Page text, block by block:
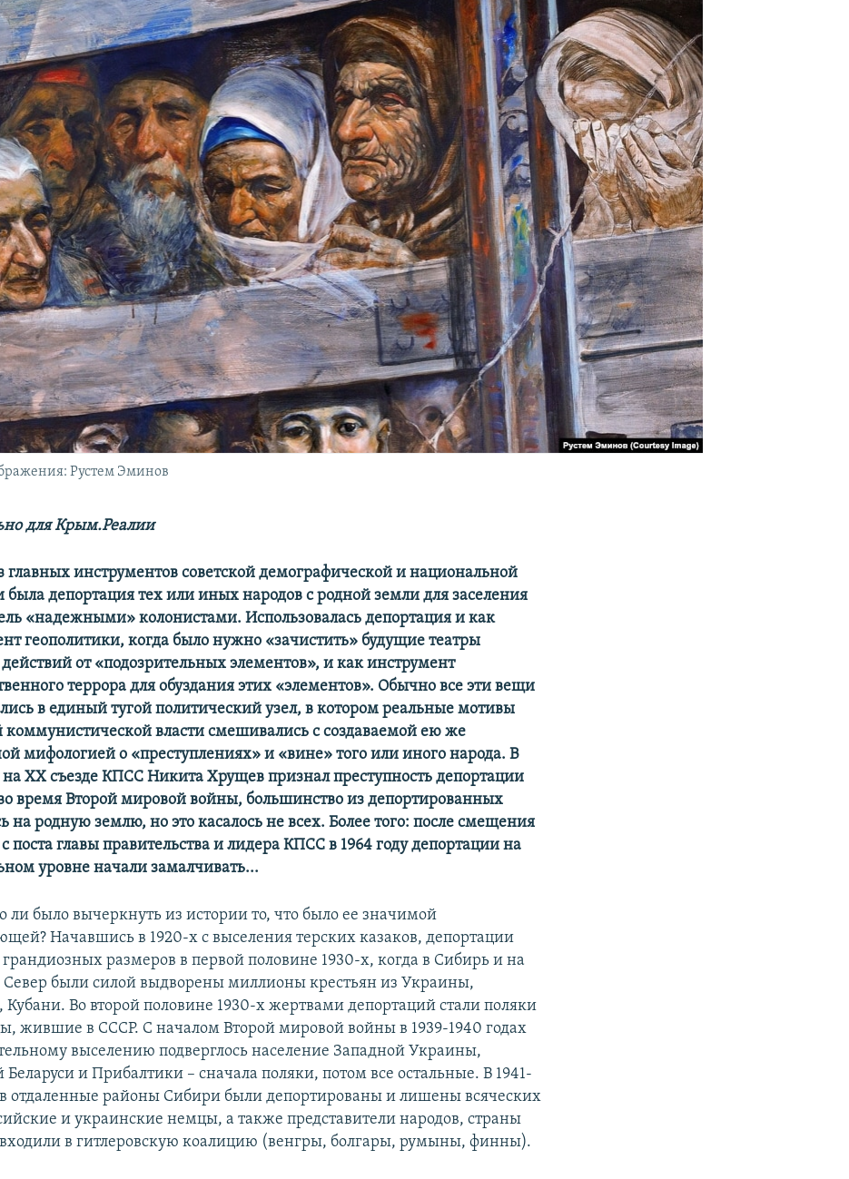
Рустем Эминов
для Крым.Реалии
инструментов советской демографической и национальной
была депортация тех или иных народов с родной земли для заселения
«надежными» колонистами. Использовалась депортация и как
геополитики, когда было нужно «зачистить» будущие театры
от «подозрительных элементов», и как инструмент
террора для обуздания этих «элементов». Обычно все эти вещи
в единый тугой политический узел, в котором реальные мотивы
коммунистической власти смешивались с создаваемой ею же
мифологией о «преступлениях» и «вине» того или иного народа. В
на ХХ съезде КПСС Никита Хрущев признал преступность депортации
время Второй мировой войны, большинство из депортированных
на родную землю, но это касалось не всех. Более того: после смещения
поста главы правительства и лидера КПСС в 1964 году депортации на
уровне начали замалчивать...
было вычеркнуть из истории то, что было ее значимой
Начавшись в 1920-х с выселения терских казаков, депортации
грандиозных размеров в первой половине 1930-х, когда в Сибирь и на
были силой выдворены миллионы крестьян из Украины,
Кубани. Во второй половине 1930-х жертвами депортаций стали поляки
жившие в СССР. С началом Второй мировой войны в 1939-1940 годах
выселению подверглось население Западной Украины,
Беларуси и Прибалтики – сначала поляки, потом все остальные. В 1941-
в отдаленные районы Сибири были депортированы и лишены всяческих
и украинские немцы, а также представители народов, страны
в гитлеровскую коалицию (венгры, болгары, румыны, финны).